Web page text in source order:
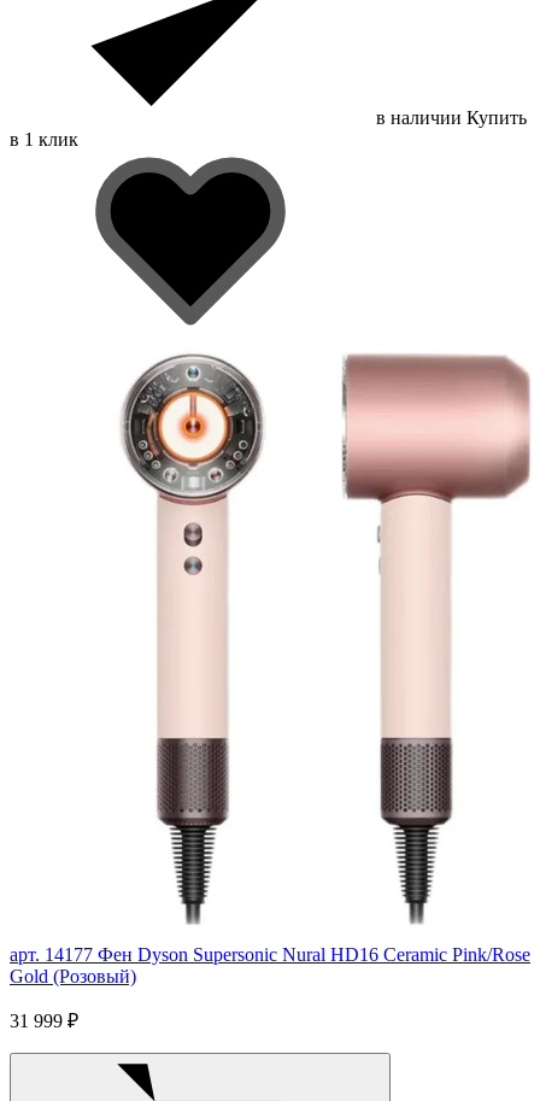
в наличии Купить
в 1 клик
арт. 14177 Фен Dyson Supersonic Nural HD16 Ceramic Pink/Rose
Gold (Розовый)
31 999 ₽